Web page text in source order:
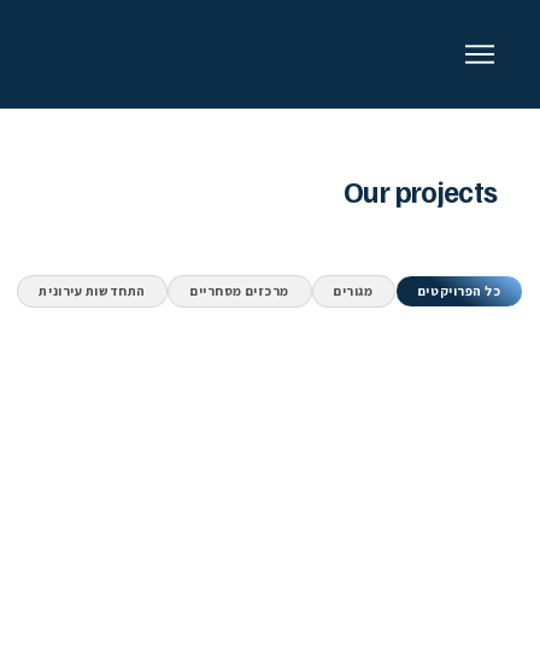
Our projects
כל הפרויקטים מגורים מרכזים מסחריים התחדשות עירונית